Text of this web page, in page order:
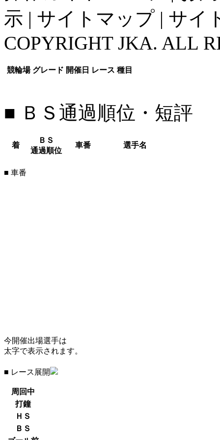
示 | サイトマップ | サイ
COPYRIGHT JKA. ALL
競輪場 グレード 開催日 レース 種目
■ ＢＳ通過順位・短評
着
ＢＳ
通過順位
車番 選手名
■ 車番
今開催出場選手は
太字で表示されます。
■ レース展開
周回中
打鐘
ＨＳ
ＢＳ